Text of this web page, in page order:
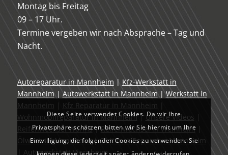
Montag bis Freitag
09 – 17 Uhr.
Termine vergeben wir nach Absprache – Tag und
Nacht.
Autoreparatur in Mannheim | Kfz-Werkstatt in
Mannheim|Autowerkstatt in Mannheim|Werkstatt in
Mannheim
Kfz Reparatur in Mannheim
Wohnmobilreparatur in Mannheim| Unsere Videos
Reifenwechsel Worms|Reifenwechsel in Weinheim|
Ölwechsel Mannheim|Oldtimer Reparatur Mannheim
Autowerkstatt Viernheim
Diese Seite verwendet Cookies. Da wir Ihre
Privatsphäre schätzen, bitten wir Sie hiermit um Ihre
Einwilligung, die folgenden Cookies zu verwenden. Sie